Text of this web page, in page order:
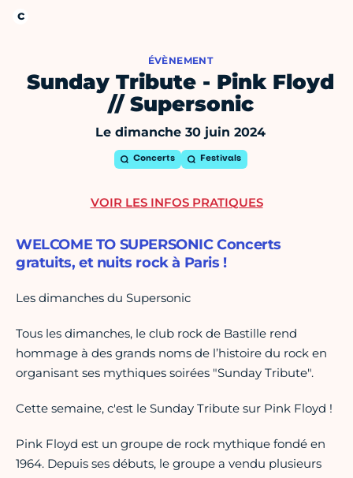
ÉVÈNEMENT
Sunday Tribute - Pink Floyd
// Supersonic
Le dimanche 30 juin 2024
Concerts Festivals
WELCOME TO SUPERSONIC Concerts
gratuits, et nuits rock à Paris !
Les dimanches du Supersonic
Tous les dimanches, le club rock de Bastille rend
hommage à des grands noms de l’histoire du rock en
organisant ses mythiques soirées "Sunday Tribute".
Cette semaine, c'est le Sunday Tribute sur Pink Floyd !
Pink Floyd est un groupe de rock mythique fondé en
1964. Depuis ses débuts, le groupe a vendu plusieurs
VOIR LES INFOS PRATIQUES